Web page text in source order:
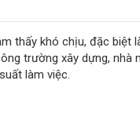
thấy khó chịu, đặc biệt
trường xây dựng, nhà
làm việc.